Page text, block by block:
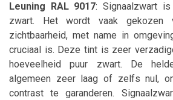
Leuning RAL 9017: Signaalzwart
zwart. Het wordt vaak gekozen
zichtbaarheid, met name in
cruciaal is. Deze tint is zeer
hoeveelheid puur zwart. De
algemeen zeer laag of zelfs nul,
contrast te garanderen.